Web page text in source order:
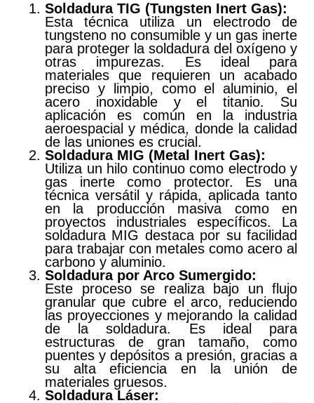
Soldadura TIG (Tungsten Inert Gas):
Esta técnica utiliza un electrodo de
tungsteno no consumible y un gas inerte
para proteger la soldadura del oxígeno y
otras impurezas. Es ideal para
materiales que requieren un acabado
preciso y limpio, como el aluminio, el
acero inoxidable y el titanio. Su
aplicación es común en la industria
aeroespacial y médica, donde la calidad
de las uniones es crucial.
Soldadura MIG (Metal Inert Gas):
Utiliza un hilo continuo como electrodo y
gas inerte como protector. Es una
técnica versátil y rápida, aplicada tanto
en la producción masiva como en
proyectos industriales específicos. La
soldadura MIG destaca por su facilidad
para trabajar con metales como acero al
carbono y aluminio.
Soldadura por Arco Sumergido:
Este proceso se realiza bajo un flujo
granular que cubre el arco, reduciendo
las proyecciones y mejorando la calidad
de la soldadura. Es ideal para
estructuras de gran tamaño, como
puentes y depósitos a presión, gracias a
su alta eficiencia en la unión de
materiales gruesos.
Soldadura Láser: